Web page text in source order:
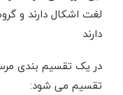
لغت اشکال دارند و
دارند
در یک تقسیم بندی
تقسیم می شود: